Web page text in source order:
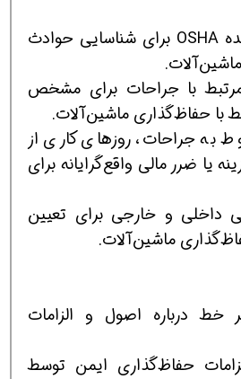
- بررسی اسناد ثبت شده OSHA برای شناسایی حوادث
با جراحات برای مشخص
با حفاظ‌گذاری ماشین‌آلات.
به جراحات، روزهای كاری از
یا ضرر مالی واقع‌گرایانه برای
داخلی و خارجی برای تعیین
ماشین‌آلات.
خط درباره اصول و الزامات
حفاظ‌گذاری ایمن توسط